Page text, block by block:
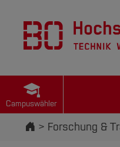
Campuswähler
Startseite
Forschung &